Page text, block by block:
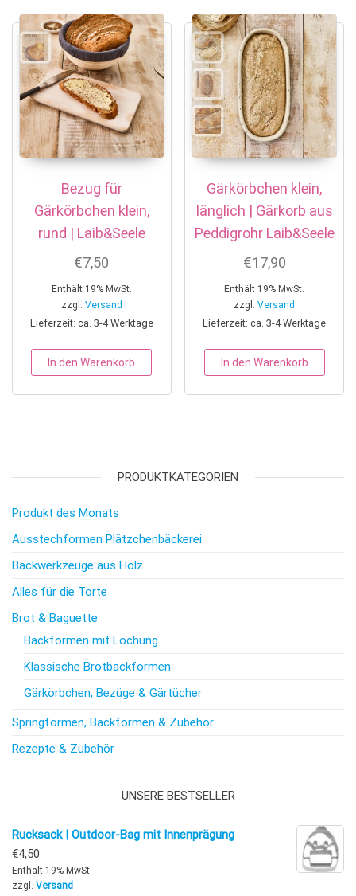
Bezug für
Gärkörbchen klein,
rund | Laib&Seele
€7,50
Enthält 19% MwSt.
zzgl. Versand
Lieferzeit: ca. 3-4 Werktage
In den Warenkorb
Gärkörbchen klein,
länglich | Gärkorb aus
Peddigrohr Laib&Seele
€17,90
Enthält 19% MwSt.
zzgl.Versand
Lieferzeit: ca. 3-4 Werktage
In den Warenkorb
PRODUKTKATEGORIEN
Produkt des Monats
Ausstechformen Plätzchenbäckerei
Backwerkzeuge aus Holz
Alles für die Torte
Brot & Baguette
Backformen mit Lochung
Klassische Brotbackformen
Gärkörbchen, Bezüge & Gärtücher
Springformen, Backformen & Zubehör
Rezepte & Zubehör
UNSERE BESTSELLER
Rucksack | Outdoor-Bag mit Innenprägung
€4,50
Enthält 19% MwSt.
zzgl. Versand